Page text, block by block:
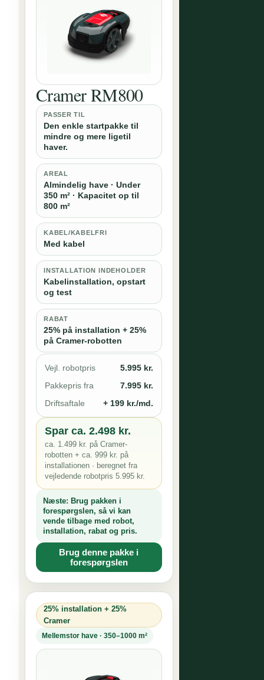
Cramer RM800
PASSER TIL
Den enkle startpakke til
mindre og mere ligetil
haver.
AREAL
Almindelig have · Under
350 m² · Kapacitet op til
800 m²
KABEL/KABELFRI
Med kabel
INSTALLATION INDEHOLDER
Kabelinstallation, opstart
og test
RABAT
25% på installation + 25%
på Cramer-robotten
Vejl. robotpris
5.995 kr.
Pakkepris fra
7.995 kr.
Driftsaftale
+ 199 kr./md.
Spar ca. 2.498 kr.
ca. 1.499 kr. på Cramer-
robotten + ca. 999 kr. på
installationen · beregnet fra
vejledende robotpris 5.995 kr.
Næste: Brug pakken i
forespørgslen, så vi kan
vende tilbage med robot,
installation, rabat og pris.
Brug denne pakke i
forespørgslen
25% installation + 25%
Cramer
Mellemstor have · 350–1000 m²